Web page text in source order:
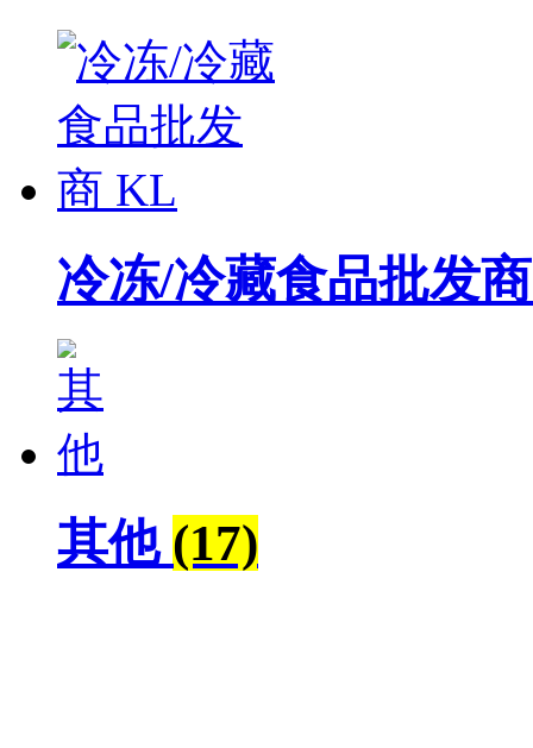
冷冻/冷藏食品批发
其他 (17)